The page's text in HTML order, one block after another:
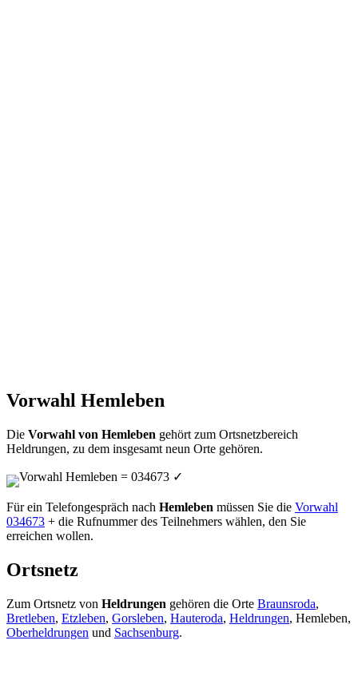
Vorwahl Hemleben
Die Vorwahl von Hemleben gehört zum Ortsnetzbereich
Heldrungen, zu dem insgesamt neun Orte gehören.
Vorwahl Hemleben = 034673 ✓
Für ein Telefongespräch nach Hemleben müssen Sie die Vorwahl
034673 + die Rufnummer des Teilnehmers wählen, den Sie
erreichen wollen.
Ortsnetz
Zum Ortsnetz von Heldrungen gehören die Orte Braunsroda,
Bretleben, Etzleben, Gorsleben, Hauteroda, Heldrungen, Hemleben,
Oberheldrungen und Sachsenburg.